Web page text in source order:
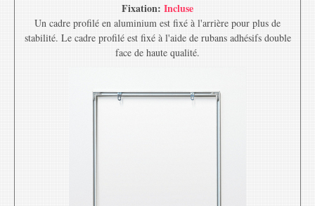
Fixation: Incluse
Un cadre profilé en aluminium est fixé à l'arrière pour plus de
stabilité. Le cadre profilé est fixé à l'aide de rubans adhésifs double
face de haute qualité.